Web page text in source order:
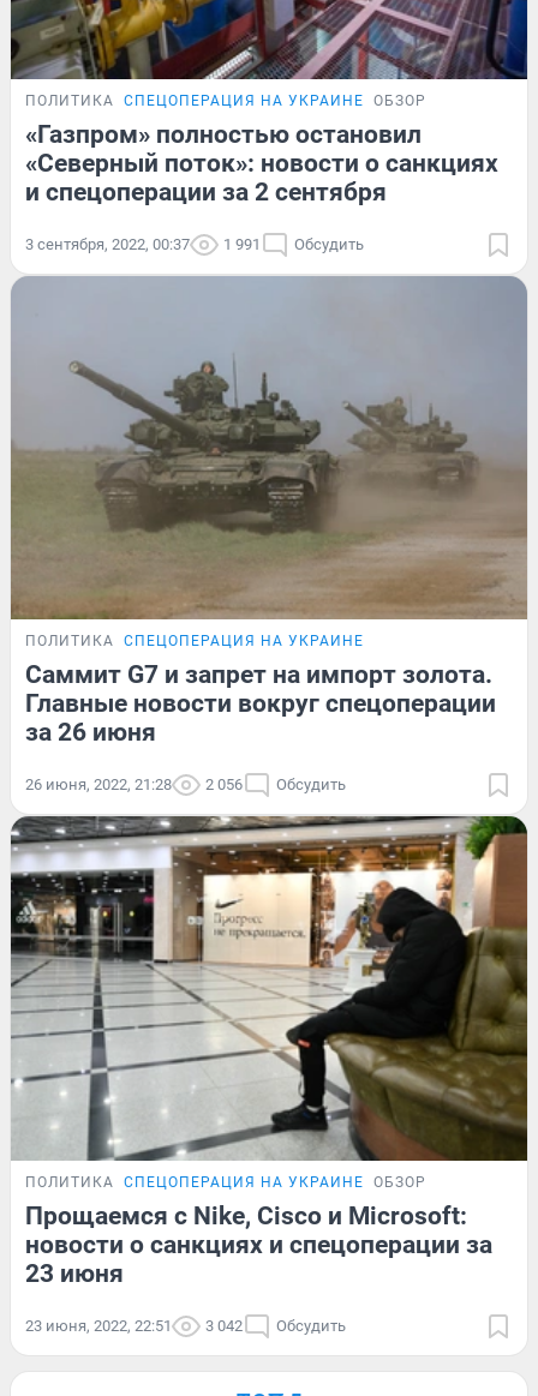
ПОЛИТИКА СПЕЦОПЕРАЦИЯ НА УКРАИНЕ ОБЗОР
«Газпром» полностью остановил
«Северный поток»: новости о санкциях
и спецоперации за 2 сентября
3 сентября, 2022, 00:37 1 991 Обсудить
ПОЛИТИКА СПЕЦОПЕРАЦИЯ НА УКРАИНЕ
Саммит G7 и запрет на импорт золота.
Главные новости вокруг спецоперации
за 26 июня
26 июня, 2022, 21:28 2 056 Обсудить
ПОЛИТИКА СПЕЦОПЕРАЦИЯ НА УКРАИНЕ ОБЗОР
Прощаемся с Nike, Cisco и Microsoft:
новости о санкциях и спецоперации за
23 июня
23 июня, 2022, 22:51 3 042 Обсудить